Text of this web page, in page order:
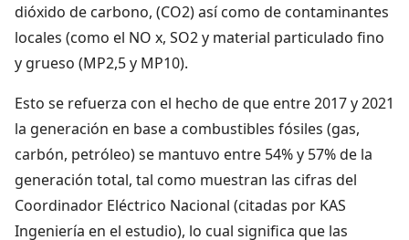
dióxido de carbono, (CO2) así como de contaminantes
locales (como el NO x, SO2 y material particulado fino
y grueso (MP2,5 y MP10).
Esto se refuerza con el hecho de que entre 2017 y 2021
la generación en base a combustibles fósiles (gas,
carbón, petróleo) se mantuvo entre 54% y 57% de la
generación total, tal como muestran las cifras del
Coordinador Eléctrico Nacional (citadas por KAS
Ingeniería en el estudio), lo cual significa que las